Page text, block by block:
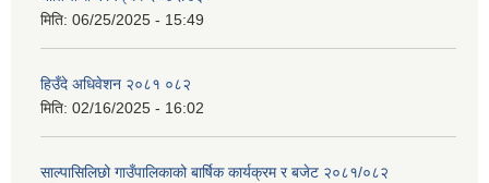
मिति: 06/25/2025 - 15:49
हिउँदे अधिवेशन २०८१ ०८२
मिति: 02/16/2025 - 16:02
साल्पासिलिछो गाउँपालिकाको बार्षिक कार्यक्रम र बजेट २०८१/०८२